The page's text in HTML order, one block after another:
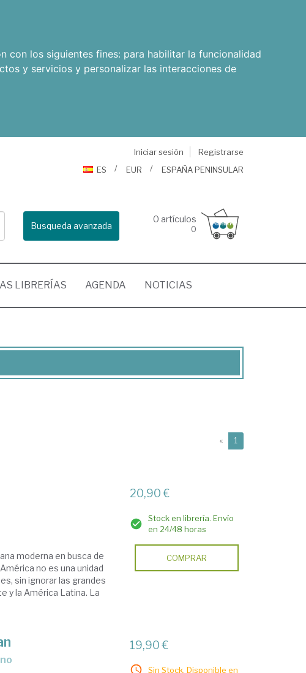
con los siguientes fines: para habilitar la funcionalidad
y servicios y personalizar las interacciones de
Iniciar sesión
Registrarse
ES
EUR ESPAÑA PENINSULAR
Busqueda avanzada
0 artículos
0
LIBRERÍAS AGENDA NOTICIAS
« 1
moderna en busca de
no es una unidad
sin ignorar las grandes
y la América Latina. La
20,90 €
Stock en librería. Envío
en 24/48 horas
COMPRAR
19,90 €
Sin Stock. Disponible en